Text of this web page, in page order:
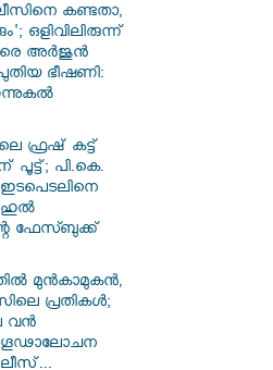
കണ്ടതാ,
ഒളിവിലിരുന്ന്
അർജുൻ
ഭീഷണി:
ഫ്രഷ് കട്ട്
പൂട്ട്; പി.കെ.
ഫേസ്ബുക്ക്
മുൻകാമുകൻ,
പ്രതികൾ;
വൻ